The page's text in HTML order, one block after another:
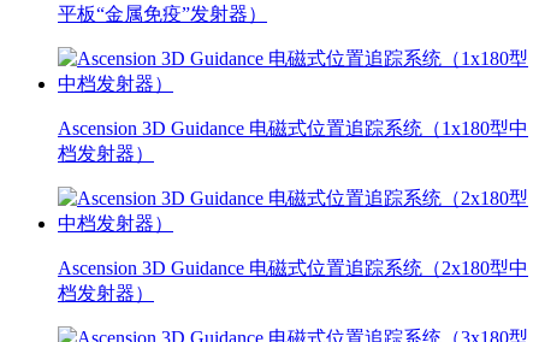
平板“金属免疫”发射器）
Ascension 3D Guidance 电磁式位置追踪系统（1x180型中
档发射器）
Ascension 3D Guidance 电磁式位置追踪系统（2x180型中
档发射器）